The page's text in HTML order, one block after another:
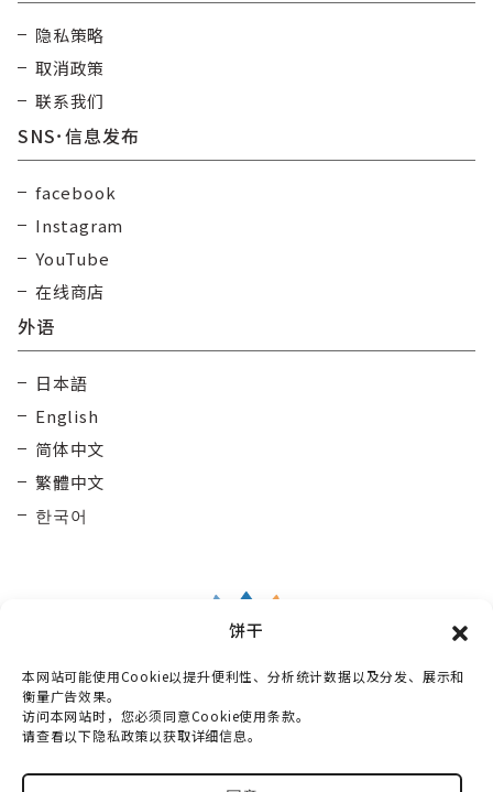
饼干
本网站可能使用Cookie以提升便利性、分析统计数据以及分发、展示和
衡量广告效果。
访问本网站时，您必须同意Cookie使用条款。
请查看以下隐私政策以获取详细信息。
隐私策略
取消政策
联系我们
SNS･信息发布
facebook
Instagram
YouTube
在线商店
外语
日本語
English
简体中文
繁體中文
한국어
Taisetsu Kamui Mintara DMO
〒070-0030
北海道旭川市宫下通10丁目3番2号 Maruun Hall 3楼
电话：0166-73-6968